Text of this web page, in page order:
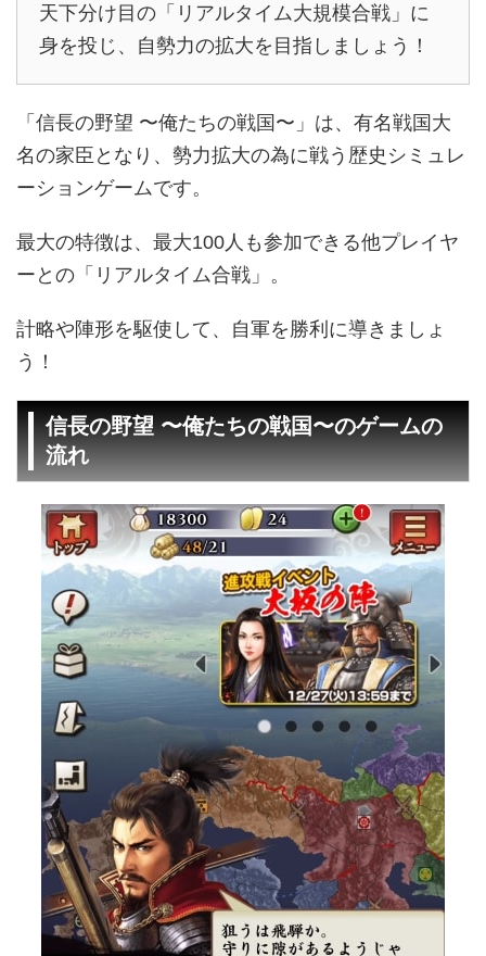
天下分け目の「リアルタイム大規模合戦」に
身を投じ、自勢力の拡大を目指しましょう！
「信長の野望 〜俺たちの戦国〜」は、有名戦国大
名の家臣となり、勢力拡大の為に戦う歴史シミュレ
ーションゲームです。
最大の特徴は、最大100人も参加できる他プレイヤ
ーとの「リアルタイム合戦」。
計略や陣形を駆使して、自軍を勝利に導きましょ
う！
信長の野望 〜俺たちの戦国〜のゲームの
流れ